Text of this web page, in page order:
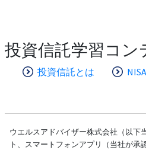
投資信託学習コン
投資信託とは
ウエルスアドバイザー株式会社（以下
ト、スマートフォンアプリ（当社が承